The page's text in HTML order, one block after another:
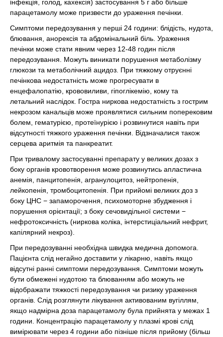
інфекція, голод, кахексія) застосування 5 г або більше
парацетамолу може призвести до ураження печінки.
Симптоми передозування у перші 24 години: блідість, нудота,
блювання, анорексія та абдомінальний біль. Ураження
печінки може стати явним через 12-48 годин після
передозування. Можуть виникати порушення метаболізму
глюкози та метаболічний ацидоз. При тяжкому отруєнні
печінкова недостатність може прогресувати в
енцефалопатію, крововиливи, гіпоглікемію, кому та
летальний наслідок. Гостра ниркова недостатність з гострим
некрозом канальців може проявлятися сильним поперековим
болем, гематурією, протеїнурією і розвинутися навіть при
відсутності тяжкого ураження печінки. Відзначалися також
серцева аритмія та панкреатит.
При тривалому застосуванні препарату у великих дозах з
боку органів кровотворення може розвинутись апластична
анемія, панцитопенія, агранулоцитоз, нейтропенія,
лейкопенія, тромбоцитопенія. При прийомі великих доз з
боку ЦНС − запаморочення, психомоторне збудження і
порушення орієнтації; з боку сечовидільної системи −
нефротоксичність (ниркова коліка, інтерстиціальний нефрит,
капілярний некроз).
При передозуванні необхідна швидка медична допомога.
Пацієнта слід негайно доставити у лікарню, навіть якщо
відсутні ранні симптоми передозування. Симптоми можуть
бути обмежені нудотою та блюванням або можуть не
відображати тяжкості передозування чи ризику ураження
органів. Слід розглянути лікування активованим вугіллям,
якщо надмірна доза парацетамолу була прийнята у межах 1
години. Концентрацію парацетамолу у плазмі крові слід
вимірювати через 4 години або пізніше після прийому (більш